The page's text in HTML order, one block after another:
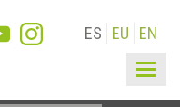
ES EU EN